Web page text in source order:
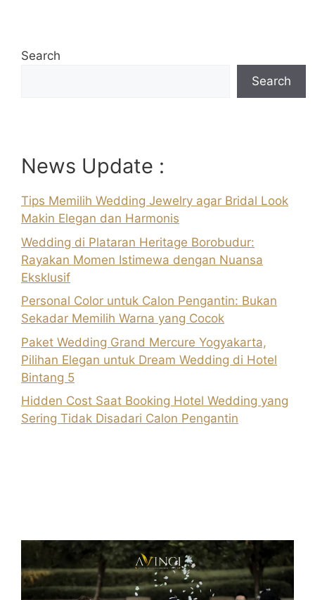
Search
Search
News Update :
Tips Memilih Wedding Jewelry agar Bridal Look
Makin Elegan dan Harmonis
Wedding di Plataran Heritage Borobudur:
Rayakan Momen Istimewa dengan Nuansa
Eksklusif
Personal Color untuk Calon Pengantin: Bukan
Sekadar Memilih Warna yang Cocok
Paket Wedding Grand Mercure Yogyakarta,
Pilihan Elegan untuk Dream Wedding di Hotel
Bintang 5
Hidden Cost Saat Booking Hotel Wedding yang
Sering Tidak Disadari Calon Pengantin